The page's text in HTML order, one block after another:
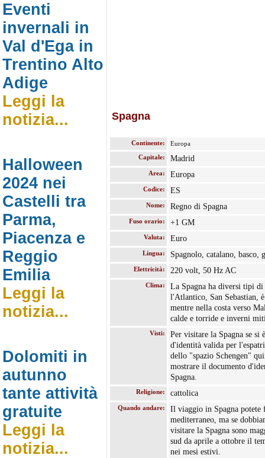
Eventi
invernali in
Val d'Ega in
Trentino Alto
Adige
Leggi la
notizia...
Halloween
2024 nei
Castelli tra
Parma,
Piacenza e
Reggio
Emilia
Leggi la
notizia...
Dolomiti in
autunno
tante attività
gratuite
Leggi la
notizia...
Spagna
Continente:
Europa
Capitale:
Madrid
Area: Europa
Codice: ES
Nome: Regno di Spagna
Fuso orario: +1 GM
Valuta: Euro
Lingua: Spagnolo, catalano, basco,
Elettricità: 220 volt, 50 Hz AC
Clima:
La Spagna ha diversi tipi
l'Atlantico, San Sebastian,
mentre nella costa verso
calde e torride e inverni
Visti:
Per visitare la Spagna se si
d'identità valida per
dello "spazio Schengen"
mostrare il documento
Spagna.
Religione: cattolica
Quando andare:
Il viaggio in Spagna
mediterraneo, ma se
visitare la Spagna sono
sud da aprile a ottobre il
nei mesi estivi.